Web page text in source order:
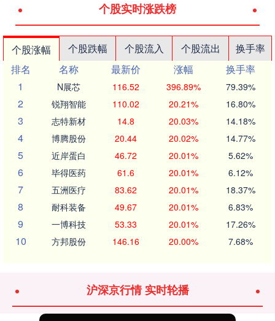
个股实时涨跌榜
个股涨幅 个股跌幅 个股流入 个股流出
换手率
排名
名称 最新价 涨幅
换手率
1
N展芯 116.52 396.89% 79.39%
2 锐翔智能 110.02 20.21% 16.80%
3 志特新材 14.8 20.03% 14.18%
4 博腾股份 20.44 20.02% 14.77%
5 近岸蛋白 46.72 20.01% 5.62%
6 毕得医药 61.6 20.01% 6.12%
7 五洲医疗 83.62 20.01% 18.37%
8 耐科装备 49.67 20.01% 6.83%
9 一博科技 53.33 20.01% 17.26%
10 方邦股份 146.16 20.00% 7.68%
沪深京行情 实时轮播